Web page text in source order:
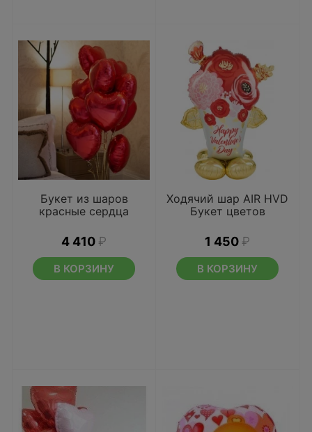
Букет из шаров
красные сердца
4 410 ₽
В КОРЗИНУ
Ходячий шар AIR HVD
Букет цветов
1 450 ₽
В КОРЗИНУ